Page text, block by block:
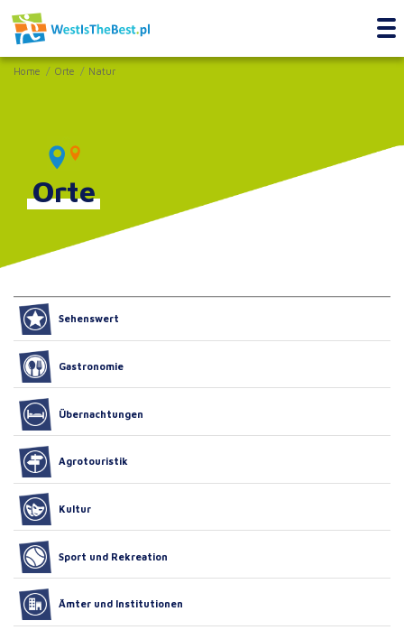
Home Orte Natur
Orte
Sehenswert
Gastronomie
Übernachtungen
Agrotouristik
Kultur
Sport und Rekreation
Ämter und Institutionen